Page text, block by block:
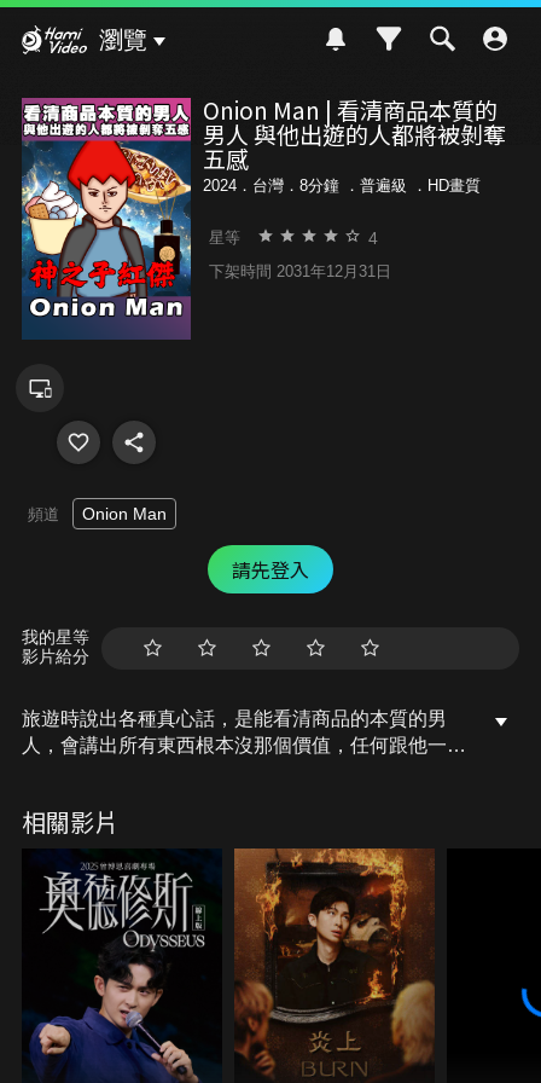
瀏覽
Onion Man | 看清商品本質的
男人 與他出遊的人都將被剝奪
五感
2024．台灣．8分鐘 ． 普遍級 ．HD畫質
星等 4
下架時間 2031年12月31日
頻道 Onion Man
請先登入
我的星等
影片給分
旅遊時說出各種真心話，是能看清商品的本質的男
人，會講出所有東西根本沒那個價值，任何跟他一起
相關影片